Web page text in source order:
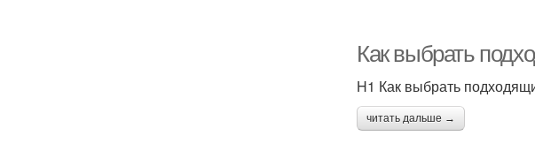
Как выбрать
H1 Как выбрать
читать дальше →